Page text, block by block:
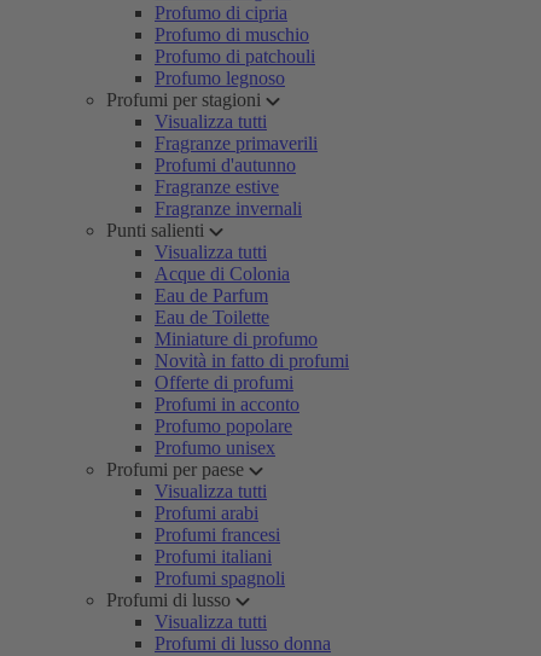
Profumo di cipria
Profumo di muschio
Profumo di patchouli
Profumo legnoso
Profumi per stagioni
Visualizza tutti
Fragranze primaverili
Profumi d'autunno
Fragranze estive
Fragranze invernali
Punti salienti
Visualizza tutti
Acque di Colonia
Eau de Parfum
Eau de Toilette
Miniature di profumo
Novità in fatto di profumi
Offerte di profumi
Profumi in acconto
Profumo popolare
Profumo unisex
Profumi per paese
Visualizza tutti
Profumi arabi
Profumi francesi
Profumi italiani
Profumi spagnoli
Profumi di lusso
Visualizza tutti
Profumi di lusso donna